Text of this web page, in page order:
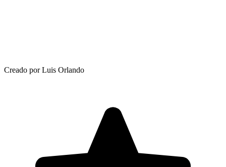
Creado por Luis Orlando